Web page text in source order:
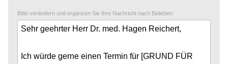
Bitte verändern und ergänzen Sie Ihre Nachricht nach Belieben: